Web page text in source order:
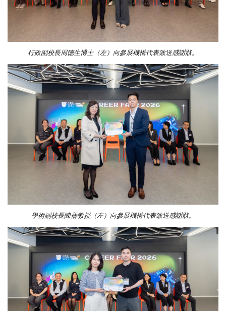
行政副校長周德生博士（左）向參展機構代表致送感謝狀。
學術副校長陳蒨教授（左）向參展機構代表致送感謝狀。